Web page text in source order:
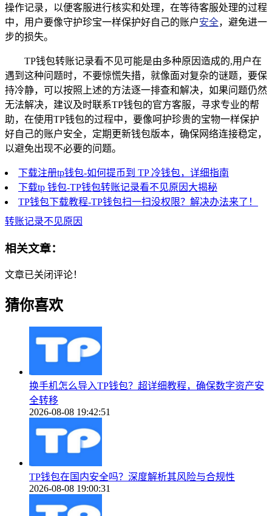
操作记录，以便客服进行核实和处理，在等待客服处理的过程
中，用户要像守护珍宝一样保护好自己的账户安全，避免进一
步的损失。
TP钱包转账记录看不见可能是由多种原因造成的,用户在
遇到这种问题时，不要惊慌失措，就像面对复杂的谜题，要保
持冷静，可以按照上述的方法逐一排查和解决，如果问题仍然
无法解决，建议及时联系TP钱包的官方客服，寻求专业的帮
助，在使用TP钱包的过程中，要像呵护珍贵的宝物一样保护
好自己的账户安全，定期更新钱包版本，确保网络连接稳定，
以避免出现不必要的问题。
下载注册tp钱包-如何提币到 TP 冷钱包，详细指南
下载tp 钱包-TP钱包转账记录看不见原因大揭秘
TP钱包下载教程-TP钱包扫一扫没权限？解决办法来了！
转账记录不见原因
相关文章：
文章已关闭评论！
猜你喜欢
换手机怎么导入TP钱包？超详细教程，确保数字资产安
全转移
2026-08-08 19:42:51
TP钱包在国内安全吗？深度解析其风险与合规性
2026-08-08 19:00:31